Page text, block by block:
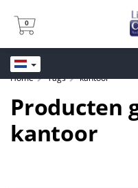
0
0
Home Tags kantoor
Producten
kantoor